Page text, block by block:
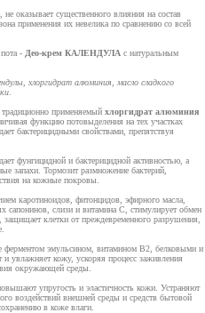
оказывает существенного влияния на состав
применения их невелика по сравнению со всей
- Део-крем КАЛЕНДУЛА с натуральным
хлоргидрат алюминия, масло сладкого
традиционно применяемый хлоргидрат алюминия
функцию потовыделения на тех участках
бактерицидными свойствами, препятствуя
фунгицидной и бактерицидной активностью, а
запахи. Тормозит размножение бактерий,
на кожные покровы.
каротиноидов, фитонцидов, эфирного масла,
сапонинов, слизи и витамина С, стимулирует обмен
клетки от преждевременного разрушения,
эмульсином, витамином В2, белковыми и
увлажняет кожу, ускоряя процесс заживления
окружающей среды.
упругость и эластичность кожи. Устраняют
воздействий внешней среды и средств бытовой
в коже влаги.